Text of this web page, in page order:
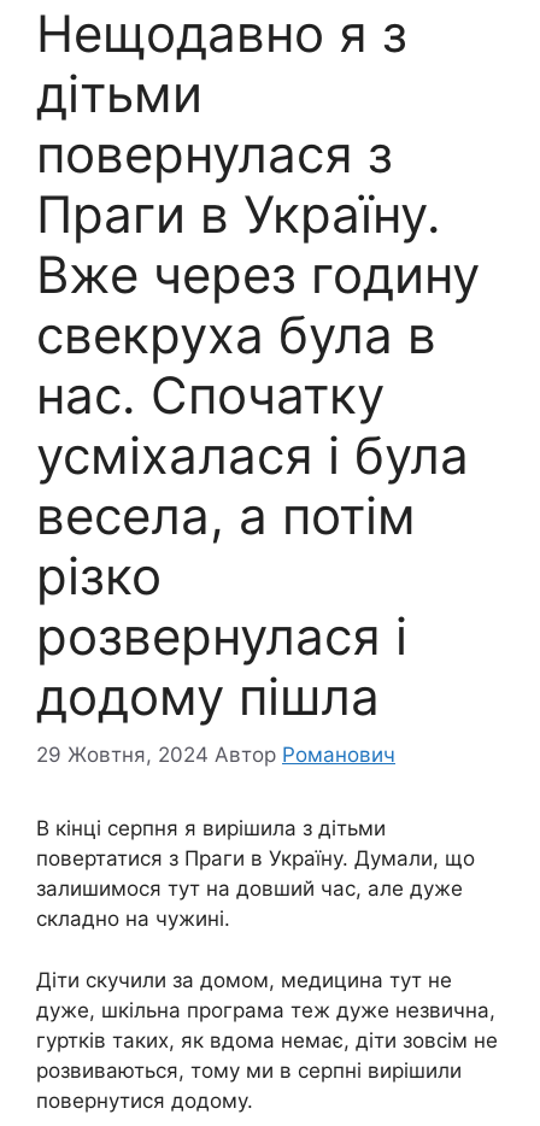
Нещодавно я з
дітьми
повернулася з
Праги в Україну.
Вже через годину
свекруха була в
нас. Спочатку
усміхалася і була
весела, а потім
різко
розвернулася і
додому пішла
29 Жовтня, 2024 Автор Романович
В кінці серпня я вирішила з дітьми
повертатися з Праги в Україну. Думали, що
залишимося тут на довший час, але дуже
складно на чужині.
Діти скучили за домом, медицина тут не
дуже, шкільна програма теж дуже незвична,
гуртків таких, як вдома немає, діти зовсім не
розвиваються, тому ми в серпні вирішили
повернутися додому.